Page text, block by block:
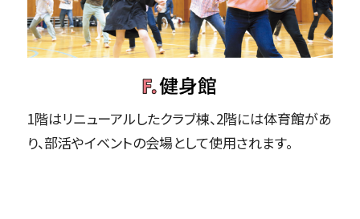
1階はリニューアルしたクラブ棟、2階には体育館があ
り、部活やイベントの会場として使用されます。